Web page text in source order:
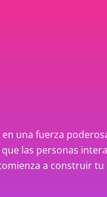
una fuerza
las personas
a construir